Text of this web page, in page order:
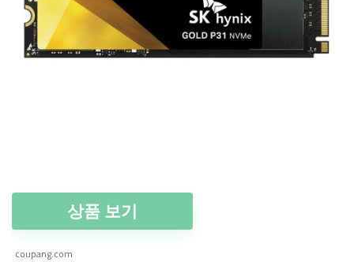
상품 보기
coupang.com